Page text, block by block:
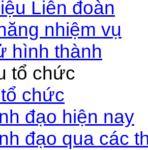
Liên đoàn
nhiệm vụ
hình thành
tổ chức
chức
đạo hiện nay
đạo qua các